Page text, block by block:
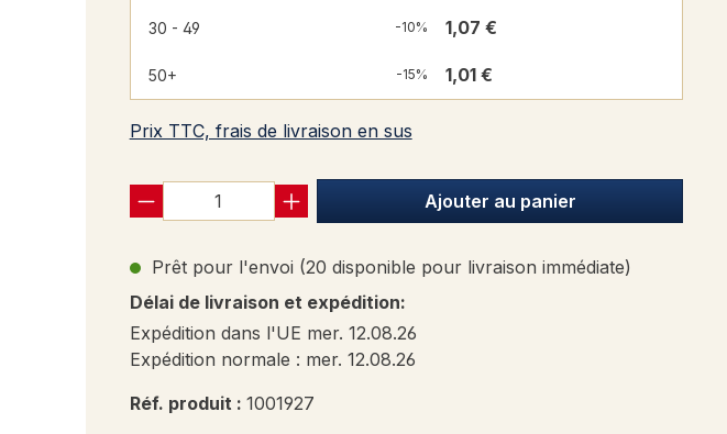
30 - 49 -10% 1,07 €
50+ -15% 1,01 €
Prix TTC, frais de livraison en sus
Ajouter au panier
Prêt pour l'envoi (20 disponible pour livraison immédiate)
Délai de livraison et expédition:
Expédition dans l'UE mer. 12.08.26
Expédition normale : mer. 12.08.26
Réf. produit : 1001927